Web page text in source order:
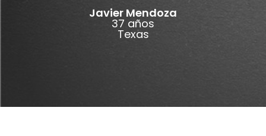
Javier Mendoza
37 años
Texas